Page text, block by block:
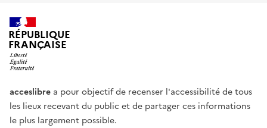
RÉPUBLIQUE
FRANÇAISE
acceslibre a pour objectif de recenser l'accessibilité de tous
les lieux recevant du public et de partager ces informations
le plus largement possible.